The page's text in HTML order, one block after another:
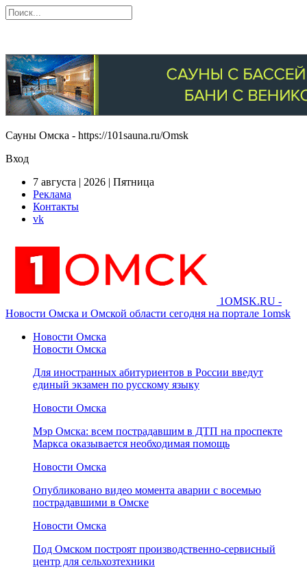
Сауны Омска - https://101sauna.ru/Omsk
Вход
7 августа | 2026 | Пятница
Реклама
Контакты
vk
1OMSK.RU -
Новости Омска и Омской области сегодня на портале 1omsk
Новости Омска
Новости Омска
Для иностранных абитуриентов в России введут
единый экзамен по русскому языку
Новости Омска
Мэр Омска: всем пострадавшим в ДТП на проспекте
Маркса оказывается необходимая помощь
Новости Омска
Опубликовано видео момента аварии с восемью
пострадавшими в Омске
Новости Омска
Под Омском построят производственно-сервисный
центр для сельхозтехники